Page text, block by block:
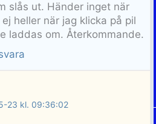
slås ut. Händer inget när
heller när jag klicka på pil
laddas om. Återkommande.
23 kl. 09:36:02